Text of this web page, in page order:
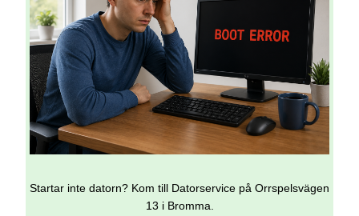
Startar inte datorn? Kom till Datorservice på Orrspelsvägen
13 i Bromma.